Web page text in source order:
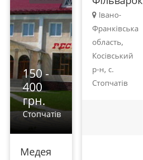
150 -
400
грн.
Стопчатів
Медея
Івано-
Франківська
область,
Косівський
р-н, с.
Стопчатів